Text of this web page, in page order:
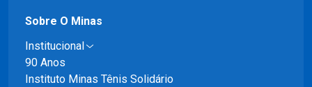
Sobre O Minas
Institucional
90 Anos
Instituto Minas Tênis Solidário